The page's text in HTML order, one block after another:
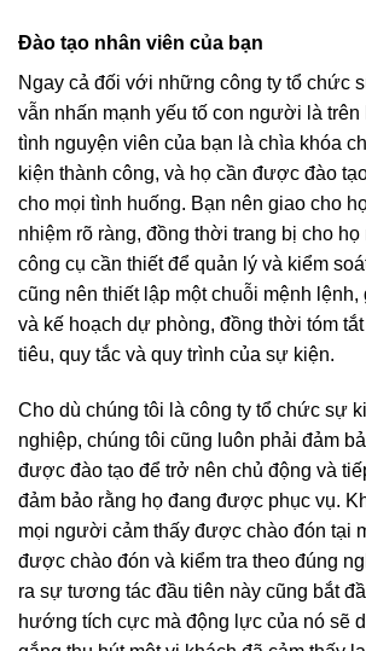
Đào tạo nhân viên của bạn
Ngay cả đối với những công ty tổ chức
vẫn nhấn mạnh yếu tố con người là trên
tình nguyện viên của bạn là chìa khóa
kiện thành công, và họ cần được đào
cho mọi tình huống. Bạn nên giao cho
nhiệm rõ ràng, đồng thời trang bị cho
công cụ cần thiết để quản lý và kiểm
cũng nên thiết lập một chuỗi mệnh
và kế hoạch dự phòng, đồng thời tóm
tiêu, quy tắc và quy trình của sự kiện.
Cho dù chúng tôi là công ty tổ chức sự
nghiệp, chúng tôi cũng luôn phải đảm
được đào tạo để trở nên chủ động và
đảm bảo rằng họ đang được phục vụ.
mọi người cảm thấy được chào đón tại
được chào đón và kiểm tra theo đúng
ra sự tương tác đầu tiên này cũng bắt
hướng tích cực mà động lực của nó sẽ